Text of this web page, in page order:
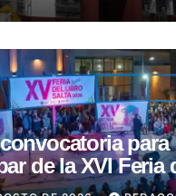
para
de la XVI Feria